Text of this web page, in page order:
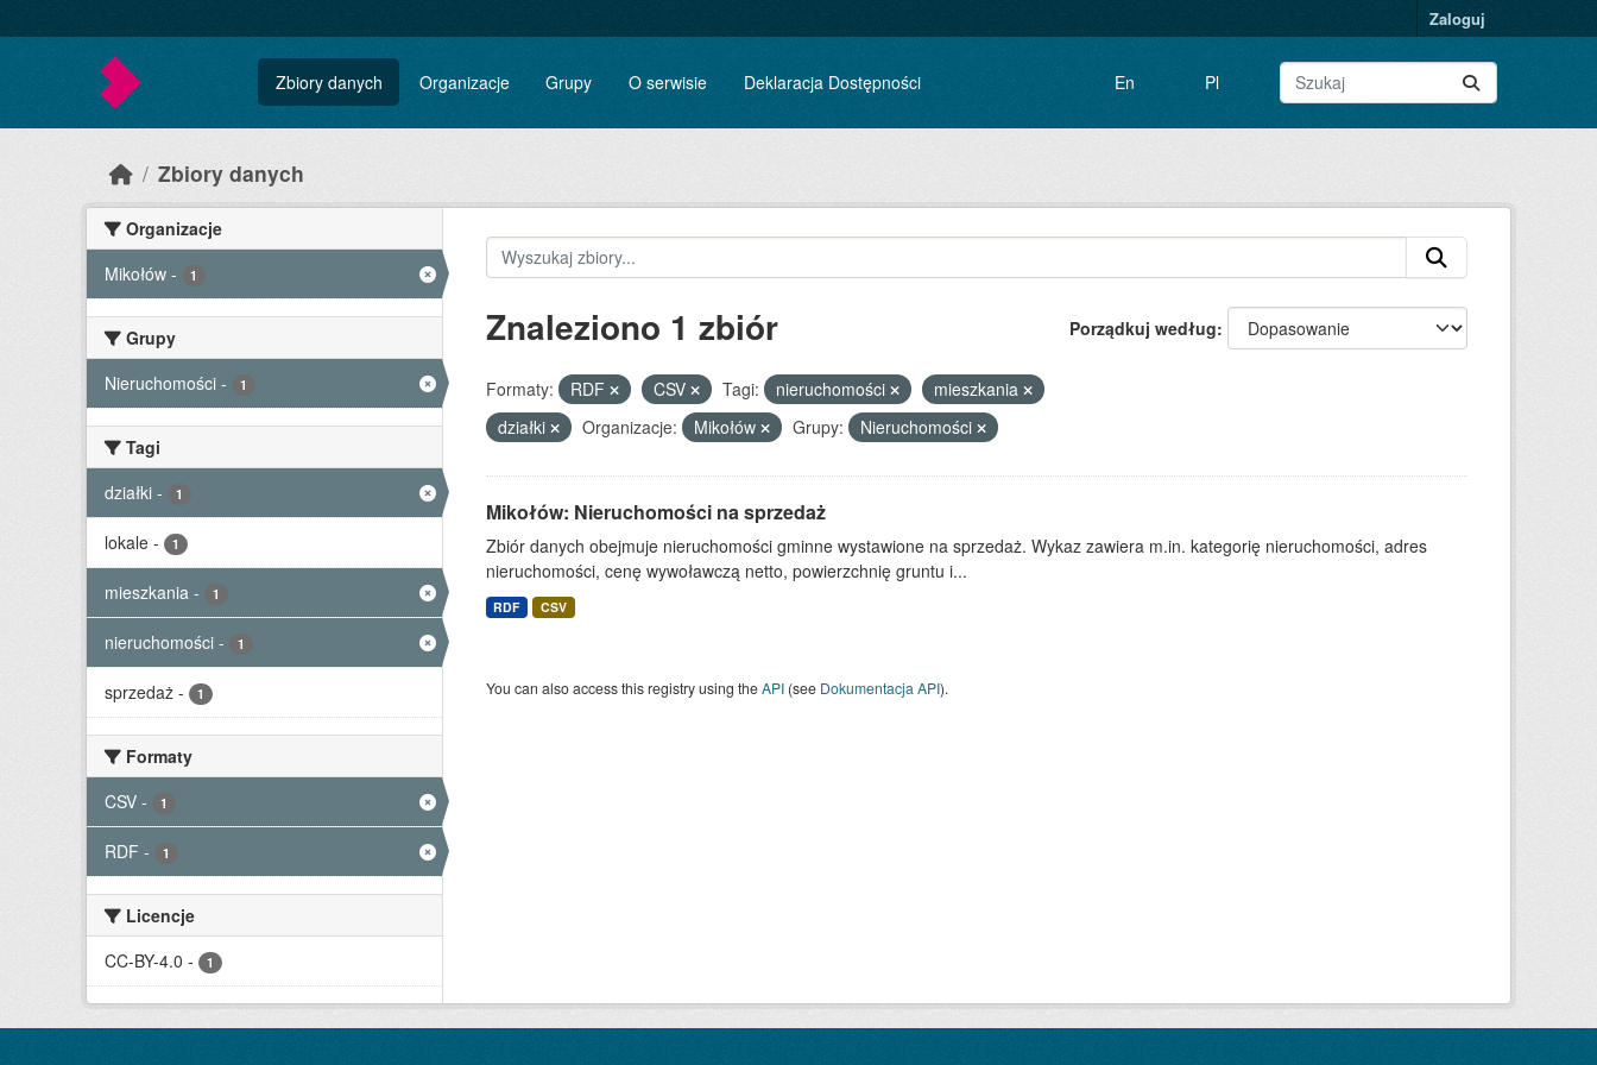
Zaloguj
Zbiory danych Organizacje Grupy O serwisie Deklaracja Dostępności En Pl
Zbiory danych
Organizacje
Mikołów - 1
Grupy
Nieruchomości - 1
Tagi
działki - 1
lokale - 1
mieszkania - 1
nieruchomości - 1
sprzedaż - 1
Formaty
CSV - 1
RDF - 1
Licencje
CC-BY-4.0 - 1
Porządkuj według
Znaleziono 1 zbiór
Formaty: RDF CSV Tagi: nieruchomości
mieszkania
działki
Organizacje: Mikołów Grupy: Nieruchomości
Mikołów: Nieruchomości na sprzedaż
Zbiór danych obejmuje nieruchomości gminne wystawione na sprzedaż. Wykaz zawiera m.in. kategorię nieruchomości, adres
nieruchomości, cenę wywoławczą netto, powierzchnię gruntu i...
RDF CSV
You can also access this registry using theAPI(see Dokumentacja API).